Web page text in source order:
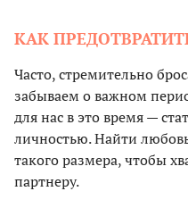
КАК
Часто, стремительно
забываем о важном
для нас в это время —
личностью. Найти
такого размера, чтобы
партнеру.